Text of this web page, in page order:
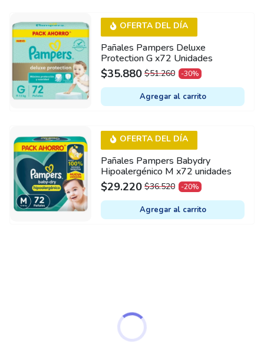
Pañales Pampers Deluxe
Protection G x72 Unidades
OFERTA DEL DÍA
$51.260
ORIGINAL
PRICE
WAS:
$35.880
CURRENT
PRICE
IS:
-30%
Agregar al carrito
Pañales Pampers Babydry
Hipoalergénico M x72 unidades
OFERTA DEL DÍA
$36.520
ORIGINAL
PRICE
WAS:
$29.220
CURRENT
PRICE
IS:
-20%
Agregar al carrito